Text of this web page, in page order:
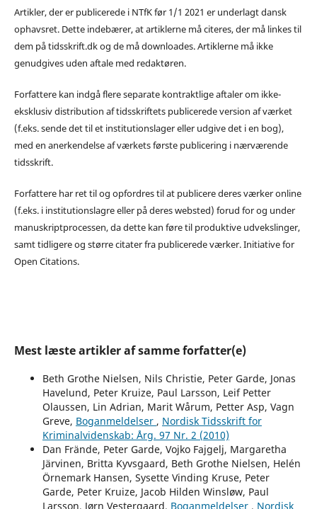
Artikler, der er publicerede i NTfK før 1/1 2021 er underlagt dansk
ophavsret. Dette indebærer, at artiklerne må citeres, der må linkes til
dem på tidsskrift.dk og de må downloades. Artiklerne må ikke
genudgives uden aftale med redaktøren.
Forfattere kan indgå flere separate kontraktlige aftaler om ikke-
eksklusiv distribution af tidsskriftets publicerede version af værket
(f.eks. sende det til et institutionslager eller udgive det i en bog),
med en anerkendelse af værkets første publicering i nærværende
tidsskrift.
Forfattere har ret til og opfordres til at publicere deres værker online
(f.eks. i institutionslagre eller på deres websted) forud for og under
manuskriptprocessen, da dette kan føre til produktive udvekslinger,
samt tidligere og større citater fra publicerede værker. Initiative for
Open Citations.
Mest læste artikler af samme forfatter(e)
Beth Grothe Nielsen, Nils Christie, Peter Garde, Jonas
Havelund, Peter Kruize, Paul Larsson, Leif Petter
Olaussen, Lin Adrian, Marit Wårum, Petter Asp, Vagn
Greve, Boganmeldelser , Nordisk Tidsskrift for
Kriminalvidenskab: Årg. 97 Nr. 2 (2010)
Dan Frände, Peter Garde, Vojko Fajgelj, Margaretha
Järvinen, Britta Kyvsgaard, Beth Grothe Nielsen, Helén
Örnemark Hansen, Sysette Vinding Kruse, Peter
Garde, Peter Kruize, Jacob Hilden Winsløw, Paul
Larsson, Jørn Vestergaard, Boganmeldelser , Nordisk